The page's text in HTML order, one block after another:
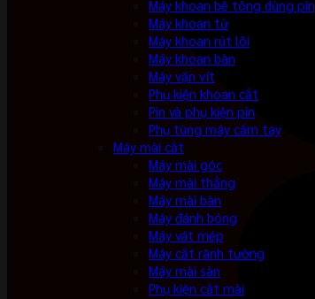
Máy khoan bê tông dùng pin
Máy khoan từ
Máy khoan rút lõi
Máy khoan bàn
Máy vặn vít
Phụ kiện khoan cắt
Pin và phụ kiện pin
Phụ tùng máy cầm tay
Máy mài cắt
Máy mài góc
Máy mài thẳng
Máy mài bàn
Máy đánh bóng
Máy vát mép
Máy cắt rãnh tường
Máy mài sàn
Phụ kiện cắt mài